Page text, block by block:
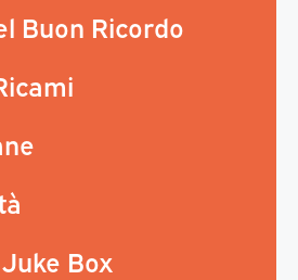
Buon Ricordo
Box